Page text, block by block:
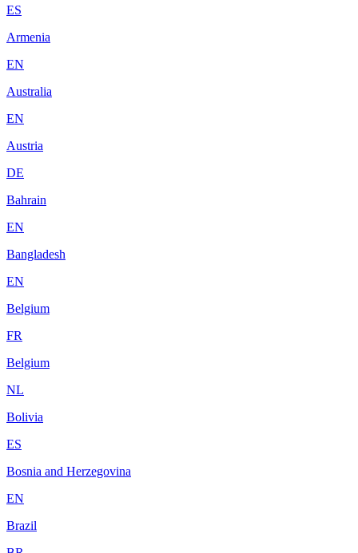
ES
Armenia
EN
Australia
EN
Austria
DE
Bahrain
EN
Bangladesh
EN
Belgium
FR
Belgium
NL
Bolivia
ES
Bosnia and Herzegovina
EN
Brazil